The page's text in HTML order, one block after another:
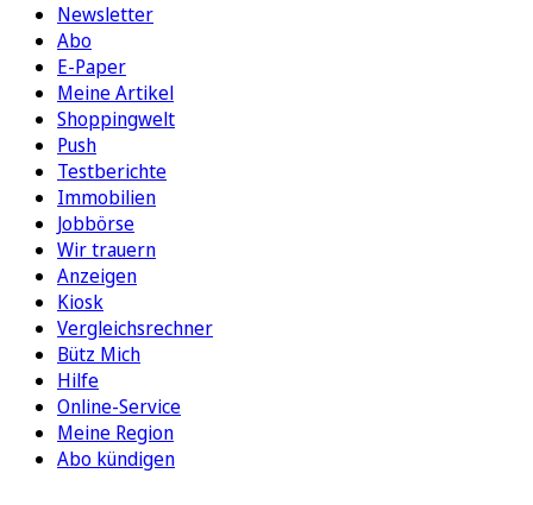
Newsletter
Abo
E-Paper
Meine Artikel
Shoppingwelt
Push
Testberichte
Immobilien
Jobbörse
Wir trauern
Anzeigen
Kiosk
Vergleichsrechner
Bütz Mich
Hilfe
Online-Service
Meine Region
Abo kündigen